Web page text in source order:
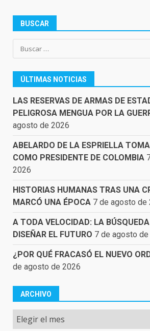
BUSCAR
Buscar:
ÚLTIMAS NOTICIAS
LAS RESERVAS DE ARMAS DE
PELIGROSA MENGUA POR LA
agosto de 2026
ABELARDO DE LA ESPRIELLA
COMO PRESIDENTE DE COLOMBIA
2026
HISTORIAS HUMANAS TRAS UNA
MARCÓ UNA ÉPOCA 7 de agosto de
A TODA VELOCIDAD: LA
DISEÑAR EL FUTURO 7 de agosto
¿POR QUÉ FRACASÓ EL NUEVO
de agosto de 2026
ARCHIVO
Archivo